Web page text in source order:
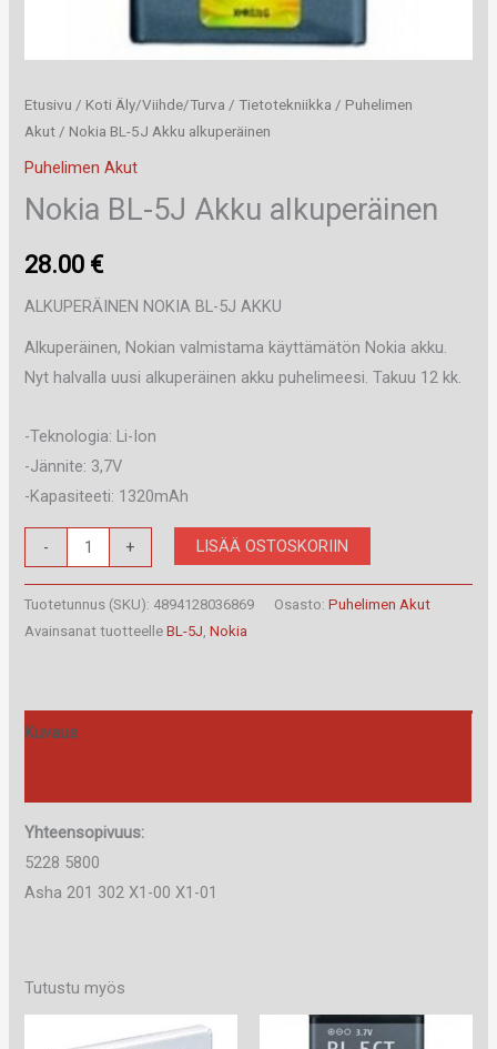
Etusivu / Koti Äly/Viihde/Turva /Tietotekniikka / Puhelimen
Akut / Nokia BL-5J Akku alkuperäinen
Puhelimen Akut
Nokia BL-5J Akku alkuperäinen
28.00 €
ALKUPERÄINEN NOKIA BL-5J AKKU
Alkuperäinen, Nokian valmistama käyttämätön Nokia akku.
Nyt halvalla uusi alkuperäinen akku puhelimeesi. Takuu 12 kk.
-Teknologia: Li-Ion
-Jännite: 3,7V
-Kapasiteeti: 1320mAh
-
BL-
5J
Akku
+ LISÄÄ OSTOSKORIIN
Tuotetunnus (SKU): 4894128036869 Osasto:Puhelimen Akut
Avainsanat tuotteelleBL-5J,Nokia
Kuvaus
Yhteensopivuus:
5228 5800
Asha 201 302 X1-00 X1-01
Tutustu myös